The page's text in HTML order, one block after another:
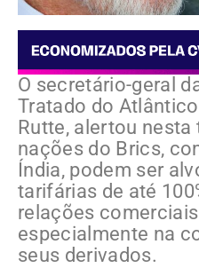
O secretário-geral
Tratado do
Rutte, alertou
nações do Brics,
Índia, podem ser
tarifárias de até
relações
especialmente na
seus derivados.